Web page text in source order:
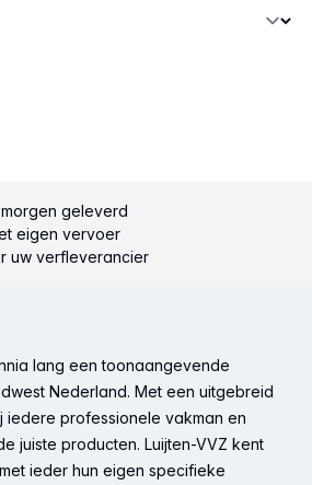
geleverd
eigen vervoer
uw verfleverancier
lang een toonaangevende
Nederland. Met een uitgebreid
iedere professionele vakman en
juiste producten. Luijten-VVZ kent
ieder hun eigen specifieke